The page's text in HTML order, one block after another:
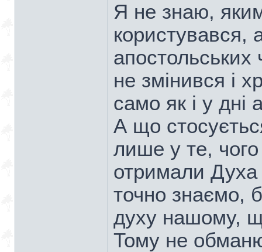
Я не знаю,
апостольських
не змінився і
само як і у дні
А що
лише у те,
отримали Духа
точно знаємо,
духу нашому,
Тому не